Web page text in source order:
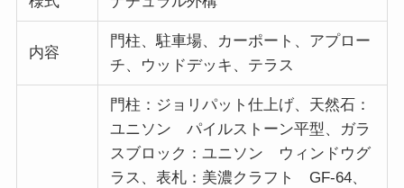
内容
門柱、駐車場、カーポート、アプロー
チ、ウッドデッキ、テラス
門柱：ジョリパット仕上げ、天然石：
ユニソン パイルストーン平型、ガラ
スブロック：ユニソン ウィンドウグ
ラス、表札：美濃クラフト GF-64、